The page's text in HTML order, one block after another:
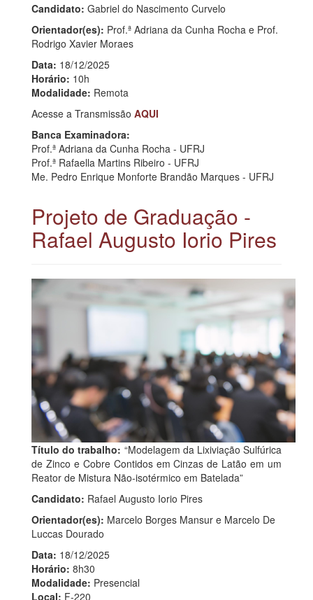
Candidato: Gabriel do Nascimento Curvelo
Orientador(es): Prof.ª Adriana da Cunha Rocha e Prof.
Rodrigo Xavier Moraes
Data: 18/12/2025
Horário: 10h
Modalidade: Remota
Acesse a Transmissão AQUI
Banca Examinadora:
Prof.ª Adriana da Cunha Rocha - UFRJ
Prof.ª Rafaella Martins Ribeiro - UFRJ
Me. Pedro Enrique Monforte Brandão Marques - UFRJ
Projeto de Graduação -
Rafael Augusto Iorio Pires
Título do trabalho: “Modelagem da Lixiviação Sulfúrica
de Zinco e Cobre Contidos em Cinzas de Latão em um
Reator de Mistura Não-isotérmico em Batelada”
Candidato: Rafael Augusto Iorio Pires
Orientador(es): Marcelo Borges Mansur e Marcelo De
Luccas Dourado
Data: 18/12/2025
Horário: 8h30
Modalidade: Presencial
Local: F-220